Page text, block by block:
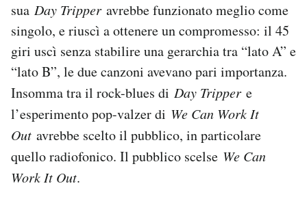
sua Day Tripper avrebbe funzionato meglio come
singolo, e riuscì a ottenere un compromesso: il 45
giri uscì senza stabilire una gerarchia tra “lato A” e
“lato B”, le due canzoni avevano pari importanza.
Insomma tra il rock-blues di Day Tripper e
l’esperimento pop-valzer di We Can Work It
Out avrebbe scelto il pubblico, in particolare
quello radiofonico. Il pubblico scelse We Can
Work It Out.